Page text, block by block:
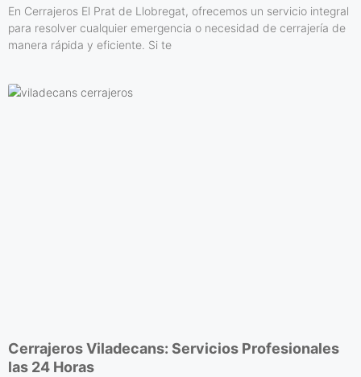
En Cerrajeros El Prat de Llobregat, ofrecemos un servicio integral
para resolver cualquier emergencia o necesidad de cerrajería de
manera rápida y eficiente. Si te
Cerrajeros Viladecans: Servicios Profesionales
las 24 Horas